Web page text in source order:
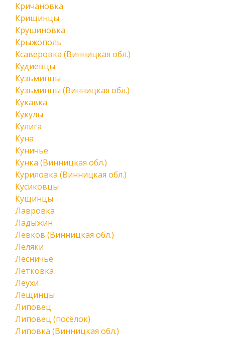
Кричановка
Крищинцы
Крушиновка
Крыжополь
Ксаверовка (Винницкая обл.)
Кудиевцы
Кузьминцы
Кузьминцы (Винницкая обл.)
Кукавка
Кукулы
Кулига
Куна
Куничье
Кунка (Винницкая обл.)
Куриловка (Винницкая обл.)
Кусиковцы
Кущинцы
Лавровка
Ладыжин
Левков (Винницкая обл.)
Леляки
Лесничье
Летковка
Леухи
Лещинцы
Липовец
Липовец (посёлок)
Липовка (Винницкая обл.)